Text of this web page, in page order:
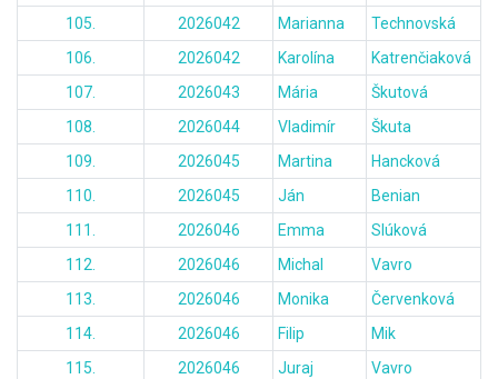
105.
2026042 Marianna
Technovská
106.
2026042 Karolína
Katrenčiaková
107.
2026043 Mária
Škutová
108.
2026044 Vladimír
Škuta
109.
2026045 Martina
Hancková
110.
2026045 Ján
Benian
111.
2026046 Emma
Slúková
112.
2026046 Michal
Vavro
113.
2026046 Monika
Červenková
114.
2026046 Filip
Mik
115.
2026046 Juraj
Vavro